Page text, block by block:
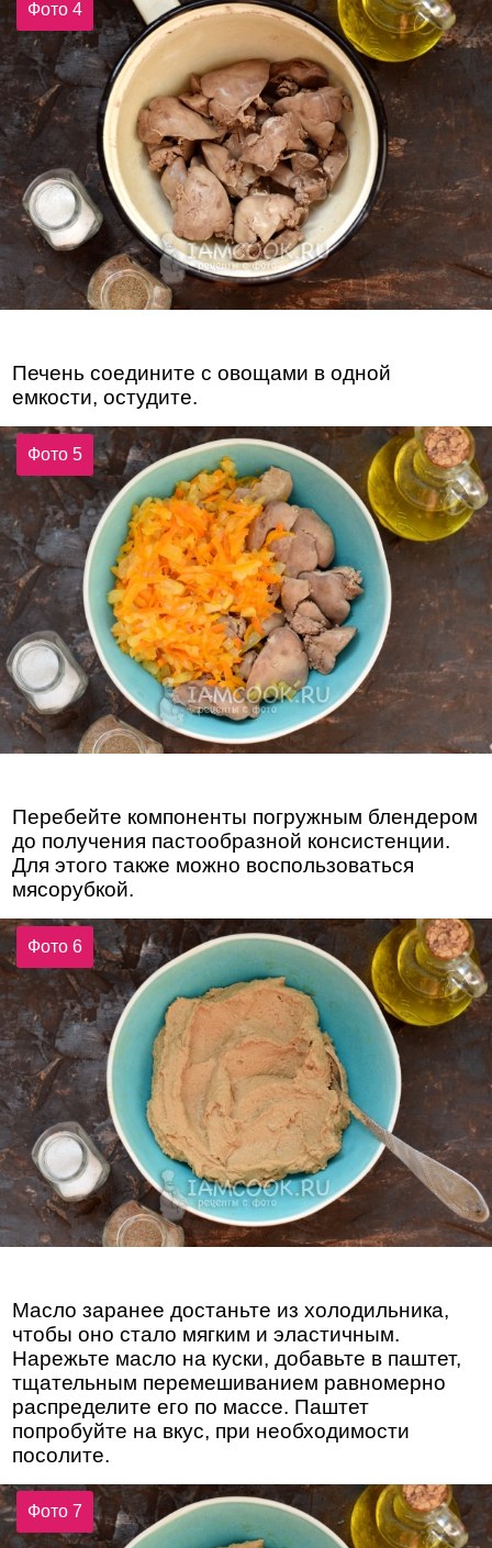
Фото 4
Печень соедините с овощами в одной
емкости, остудите.
Фото 5
Перебейте компоненты погружным блендером
до получения пастообразной консистенции.
Для этого также можно воспользоваться
мясорубкой.
Фото 6
Масло заранее достаньте из холодильника,
чтобы оно стало мягким и эластичным.
Нарежьте масло на куски, добавьте в паштет,
тщательным перемешиванием равномерно
распределите его по массе. Паштет
попробуйте на вкус, при необходимости
посолите.
Фото 7